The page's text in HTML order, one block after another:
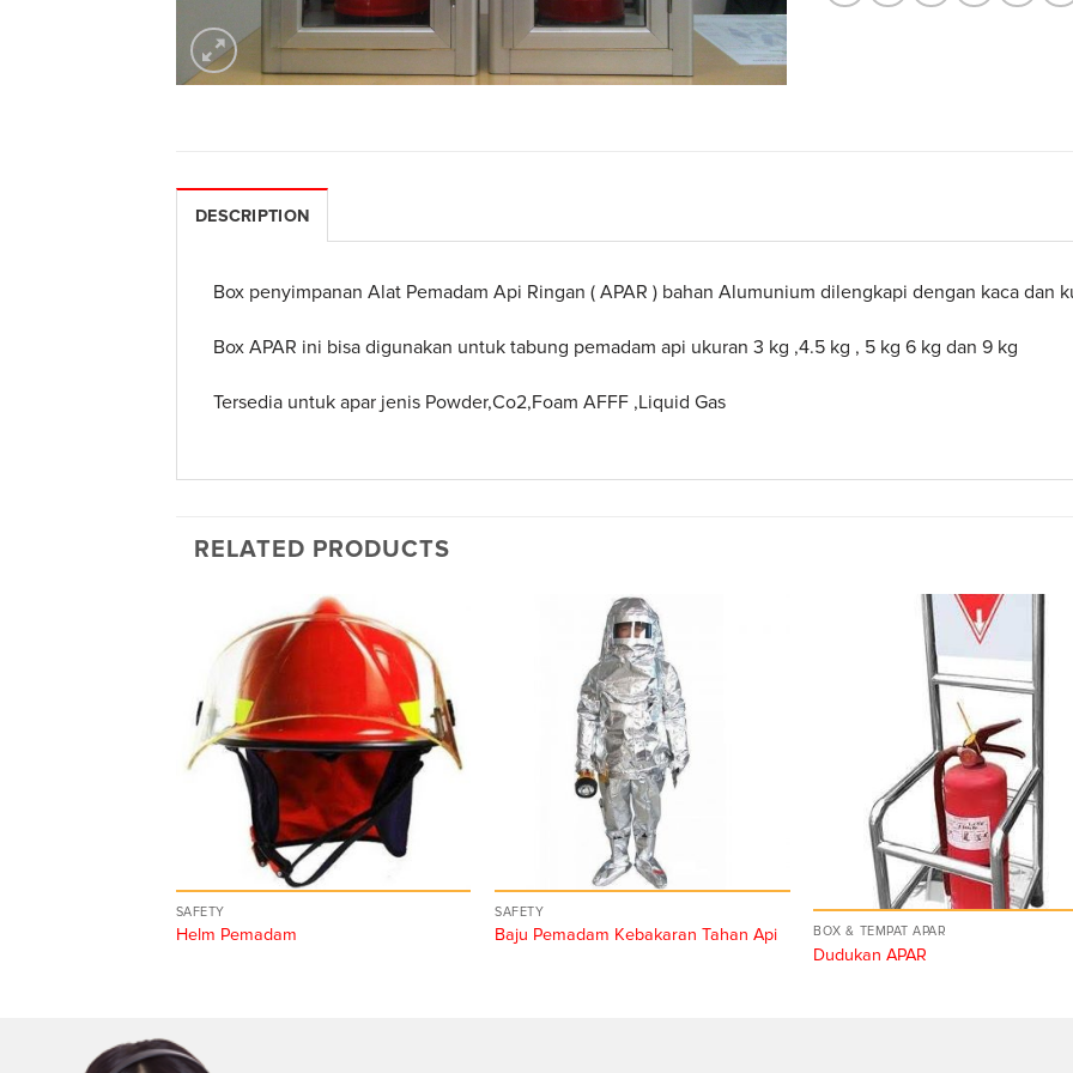
DESCRIPTION
Box penyimpanan Alat Pemadam Api Ringan ( APAR ) bahan Alumunium dilengkapi dengan kaca dan
Box APAR ini bisa digunakan untuk tabung pemadam api ukuran 3 kg ,4.5 kg , 5 kg 6 kg dan 9 kg
Tersedia untuk apar jenis Powder,Co2,Foam AFFF ,Liquid Gas
RELATED PRODUCTS
SAFETY
Helm Pemadam
SAFETY
Baju Pemadam Kebakaran Tahan Api BOX & TEMPAT APAR
Dudukan APAR